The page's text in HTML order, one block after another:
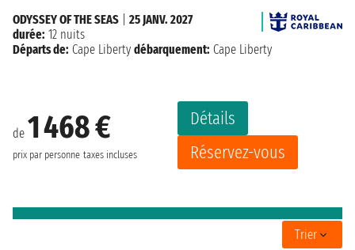
de 1 468 €
prix par personne taxes incluses
Détails
Réservez-vous
ODYSSEY OF THE SEAS
25 JANV. 2027
durée: 12 nuits
Départs de: Cape Liberty débarquement: Cape Liberty
Trier